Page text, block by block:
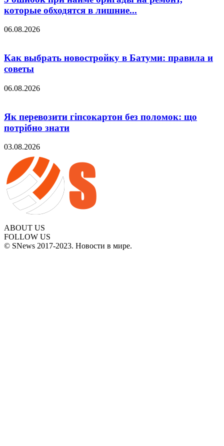
которые обходятся в лишние...
06.08.2026
Как выбрать новостройку в Батуми: правила и
советы
06.08.2026
Як перевозити гіпсокартон без поломок: що
потрібно знати
03.08.2026
ABOUT US
FOLLOW US
© SNews 2017-2023. Новости в мире.